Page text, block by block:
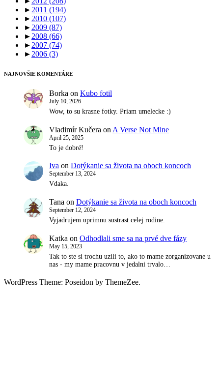
► 2011 (194)
► 2010 (107)
► 2009 (87)
► 2008 (66)
► 2007 (74)
► 2006 (3)
NAJNOVŠIE KOMENTÁRE
Borka on Kubo fotil
July 10, 2026
Wow, to su krasne fotky. Priam umelecke :)
Vladimír Kučera on A Verse Not Mine
April 25, 2025
To je dobré!
Iva on Dotýkanie sa života na oboch koncoch
September 13, 2024
Vdaka.
Tana on Dotýkanie sa života na oboch koncoch
September 12, 2024
Vyjadrujem uprimnu sustrast celej rodine.
Katka on Odhodlali sme sa na prvé dve fázy
May 15, 2023
Tak to ste si trochu uzili to, ako to mame zorganizovane u
nas - my mame pracovnu v jedalni trvalo…
WordPress Theme: Poseidon by ThemeZee.